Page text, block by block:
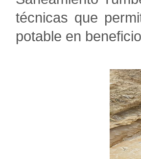
técnicas que
potable en